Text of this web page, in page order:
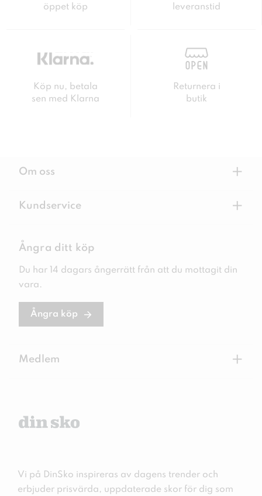
öppet köp
leveranstid
Köp nu, betala
sen med Klarna
Returnera i
butik
Om oss +
Kundservice +
Ångra ditt köp
Du har 14 dagars ångerrätt från att du mottagit din
vara.
Ångra köp
Medlem +
Vi på DinSko inspireras av dagens trender och
erbjuder prisvärda, uppdaterade skor för dig som